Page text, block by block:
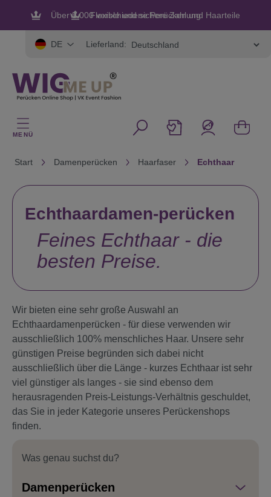
springen Flexible und sichere Zahlung
DE Lieferland:
MENÜ
Start Damenperücken Haarfaser Echthaar
Was genau suchst du?
Damenperücken
Echthaardamen-perücken
Feines Echthaar - die
besten Preise.
Wir bieten eine sehr große Auswahl an
Echthaardamenperücken - für diese verwenden wir
ausschließlich 100% menschliches Haar. Unsere sehr
günstigen Preise begründen sich dabei nicht
ausschließlich über die Länge - kurzes Echthaar ist sehr
viel günstiger als langes - sie sind ebenso dem
herausragenden Preis-Leistungs-Verhältnis geschuldet,
das Sie in jeder Kategorie unseres Perückenshops
finden.